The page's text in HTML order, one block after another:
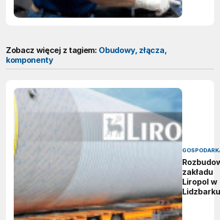
Zobacz więcej z tagiem: Obudowy, złącza,
komponenty
zakładu
Liropol w
Lidzbarku